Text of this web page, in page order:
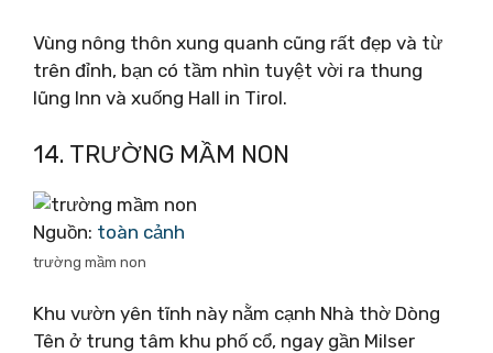
Vùng nông thôn xung quanh cũng rất đẹp và từ
trên đỉnh, bạn có tầm nhìn tuyệt vời ra thung
lũng Inn và xuống Hall in Tirol.
14. TRƯỜNG MẦM NON
Nguồn: toàn cảnh
trường mầm non
Khu vườn yên tĩnh này nằm cạnh Nhà thờ Dòng
Tên ở trung tâm khu phố cổ, ngay gần Milser